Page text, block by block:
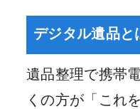
デジタル遺品と
遺品整理で携帯
くの方が「これ